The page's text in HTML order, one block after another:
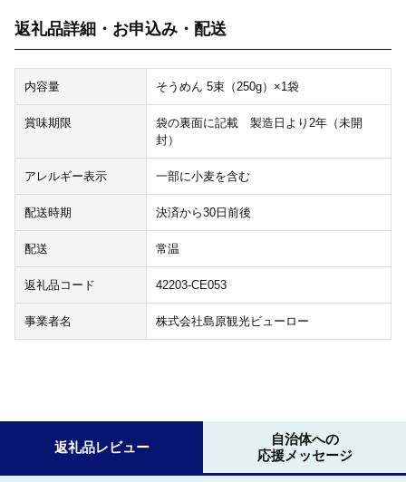
返礼品詳細・お申込み・配送
内容量 そうめん 5束（250g）×1袋
賞味期限
袋の裏面に記載 製造日より2年（未開
封）
アレルギー表示 一部に小麦を含む
配送時期 決済から30日前後
配送 常温
返礼品コード 42203-CE053
事業者名 株式会社島原観光ビューロー
返礼品レビュー
自治体への
応援メッセージ